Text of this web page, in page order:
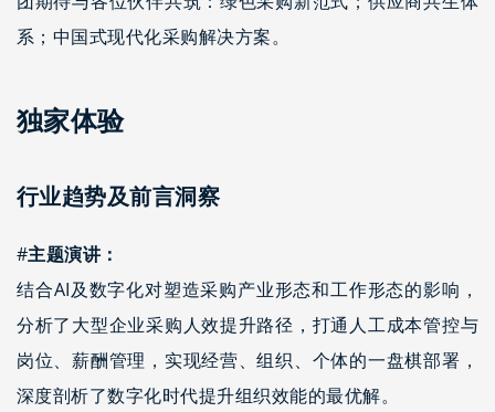
系；中国式现代化采购解决方案。
独家体验
行业趋势及前言洞察
#主题演讲：
结合AI及数字化对塑造采购产业形态和工作形态的影响，
分析了大型企业采购人效提升路径，打通人工成本管控与
岗位、薪酬管理，实现经营、组织、个体的一盘棋部署，
深度剖析了数字化时代提升组织效能的最优解。